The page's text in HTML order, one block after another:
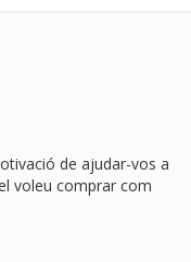
de ajudar-vos a
voleu comprar com